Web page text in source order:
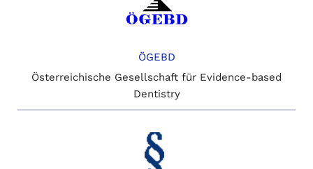
ÖGEBD
Österreichische Gesellschaft für Evidence-based
Dentistry